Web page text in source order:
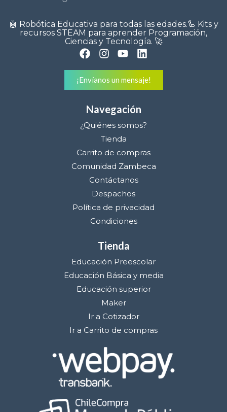
🤖 Robótica Educativa para todas las edades.🦾 Kits y
recursos STEAM para aprender Programación,
Ciencias y Tecnología. 🚀
¡Envíanos un mensaje!
Navegación
¿Quiénes somos?
Tienda
Carrito de compras
Comunidad Zambeca
Contáctanos
Despachos
Política de privacidad
Condiciones
Tienda
Educación Preescolar
Educación Básica y media
Educación superior
Maker
Ir a Cotizador
Ir a Carrito de compras